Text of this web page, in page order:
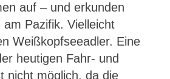
auf – und erkunden
Pazifik. Vielleicht
Weißkopfseeadler. Eine
heutigen Fahr- und
nicht möglich, da die